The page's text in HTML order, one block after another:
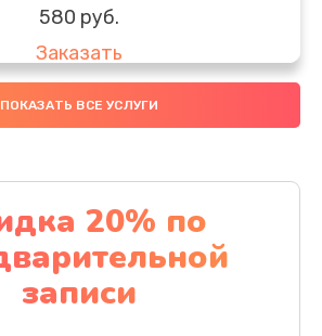
580 руб.
Заказать
чистка
Заказать
дисплея (экрана)
2000 руб.
Заказать
ПОКАЗАТЬ ВСЕ УСЛУГИ
20% по
записи